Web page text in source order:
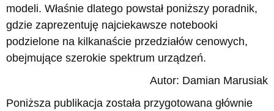
modeli. Właśnie dlatego powstał poniższy poradnik,
gdzie zaprezentuję najciekawsze notebooki
podzielone na kilkanaście przedziałów cenowych,
obejmujące szerokie spektrum urządzeń.
Autor: Damian Marusiak
Poniższa publikacja została przygotowana głównie